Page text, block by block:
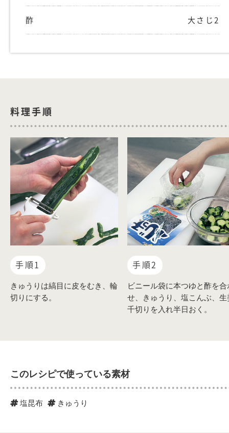
酢 大さじ2
料理手順
手順1
きゅうりは縞目に皮をむき、輪
切りにする。
手順2
ビニール袋に本つゆと酢を合
せ、きゅうり、塩こんぶ、生
千切りを入れ半日おく。
このレシピで使っている素材
塩昆布 きゅうり